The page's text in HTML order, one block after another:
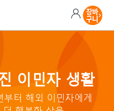
이민자 생활
터 해외 이민자에게